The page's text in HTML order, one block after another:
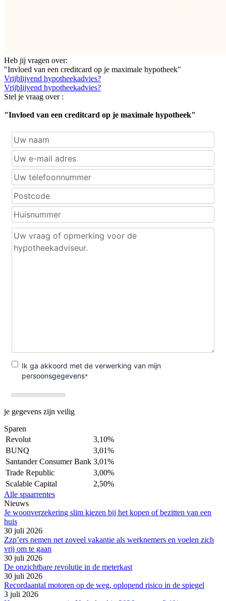
Heb jij vragen over:
"Invloed van een creditcard op je maximale hypotheek"
Vrijblijvend hypotheekadvies?
Vrijblijvend hypotheekadvies?
Stel je vraag over :
"Invloed van een creditcard op je maximale hypotheek"
je gegevens zijn veilig
Sparen
Revolut
3,10%
BUNQ
3,01%
Santander Consumer Bank 3,01%
Trade Republic
3,00%
Scalable Capital
2,50%
Alle spaarrentes
Nieuws
Je woonverzekering slim kiezen bij het kopen of bezitten van een
huis
30 juli 2026
Zzp’ers nemen net zoveel vakantie als werknemers en voelen zich
vrij om te gaan
30 juli 2026
De onzichtbare revolutie in de meterkast
30 juli 2026
Recordaantal motoren op de weg, oplopend risico in de spiegel
3 juli 2026